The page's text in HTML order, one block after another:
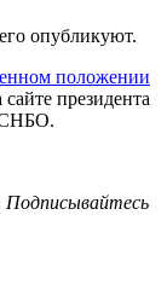
опубликуют.
положении
президента
СНБО.
Подписывайтесь